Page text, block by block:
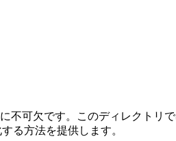
不可欠です。このディレクト
る方法を提供します。